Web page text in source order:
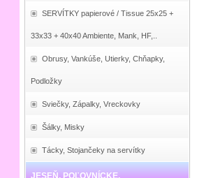
SERVÍTKY papierové / Tissue 25x25 +
33x33 + 40x40 Ambiente, Mank, HF,..
Obrusy, Vankúše, Utierky, Chňapky,
Podložky
Sviečky, Zápalky, Vreckovky
Šálky, Misky
Tácky, Stojančeky na servítky
JESEŇ, POĽOVNÍCKE,